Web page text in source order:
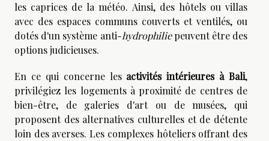
les caprices de la météo. Ainsi, des hôtels ou villas
avec des espaces communs couverts et ventilés, ou
dotés d'un système anti-hydrophiliepeuvent être des
options judicieuses.
En ce qui concerne les activités intérieures à Bali,
privilégiez les logements à proximité de centres de
bien-être, de galeries d'art ou de musées, qui
proposent des alternatives culturelles et de détente
loin des averses. Les complexes hôteliers offrant des